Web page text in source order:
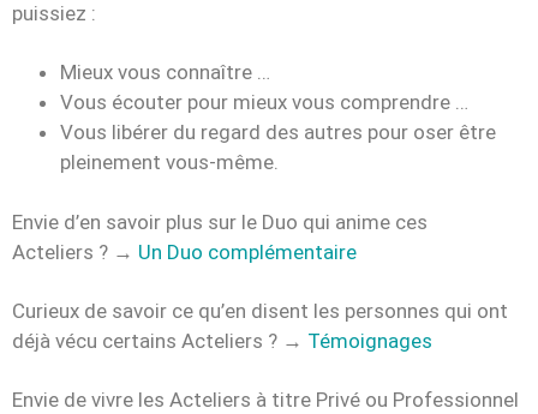
puissiez :
Mieux vous connaître …
Vous écouter pour mieux vous comprendre …
Vous libérer du regard des autres pour oser être
pleinement vous-même.
Envie d’en savoir plus sur le Duo qui anime ces
Acteliers ? → Un Duo complémentaire
Curieux de savoir ce qu’en disent les personnes qui ont
déjà vécu certains Acteliers ? → Témoignages
Envie de vivre les Acteliers à titre Privé ou Professionnel